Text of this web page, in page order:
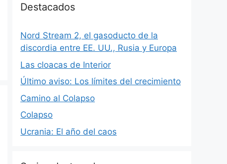
Destacados
Nord Stream 2, el gasoducto de la
discordia entre EE. UU., Rusia y Europa
Las cloacas de Interior
Último aviso: Los límites del crecimiento
Camino al Colapso
Colapso
Ucrania: El año del caos